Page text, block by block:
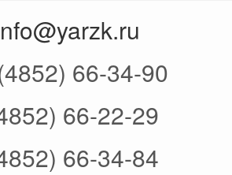
66-34-90
66-22-29
66-34-84